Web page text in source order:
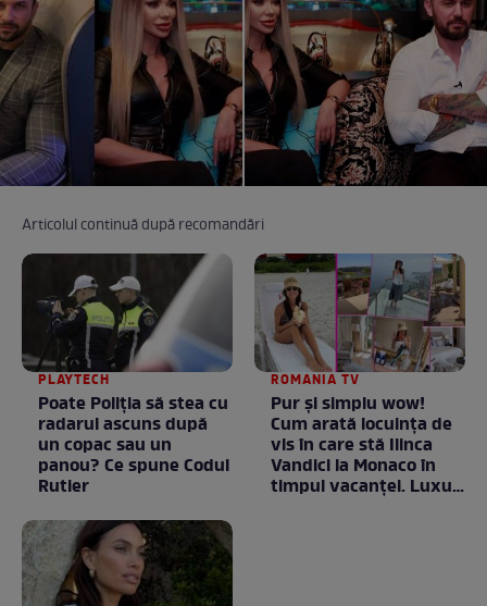
Articolul continuă după recomandări
PLAYTECH
Poate Poliția să stea cu
radarul ascuns după
un copac sau un
panou? Ce spune Codul
Rutier
ROMANIA TV
Pur și simplu wow!
Cum arată locuința de
vis în care stă Ilinca
Vandici la Monaco în
timpul vacanței. Luxul